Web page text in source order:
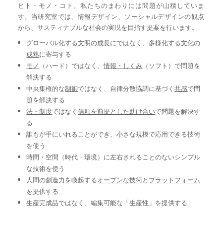
ヒト・モノ・コト。私たちのまわりには問題が山積していま
す。当研究室では、情報デザイン、ソーシャルデザインの観点
から、サスティナブルな社会の実現を目指す提案を行います。
グローバル化する文明の成長にではなく、多様化する文化の
成熟に寄与する
モノ （ハード）ではなく、情報・しくみ （ソフト）で問題を
解決する
中央集権的な制御ではなく、自律分散協調に基づく共感で問
題を解決する
法・制度ではなく信頼を前提とした助け合いで問題を解決す
る
誰もが手にいれることができ、小さな規模で応用できる技術
を使う
時間・空間（時代・環境）に左右されることのないシンプル
な技術を使う
人間の創造力を喚起するオープンな技術と プラットフォーム
を提供する
生産完成品ではなく、編集可能な「生産性」を提供する